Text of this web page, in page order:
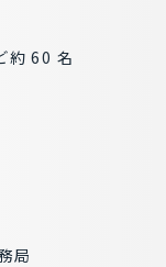
約 60 名
局